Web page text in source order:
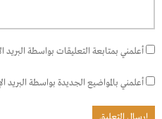
أعلمني بمتابعة التعليقات بواسطة البريد
أعلمني بالمواضيع الجديدة بواسطة البريد